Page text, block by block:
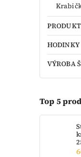
HODINKY
VÝROBA
Top 5